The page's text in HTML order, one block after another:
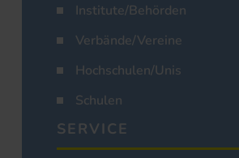
Institute/Behörden
Verbände/Vereine
Hochschulen/Unis
Schulen
SERVICE